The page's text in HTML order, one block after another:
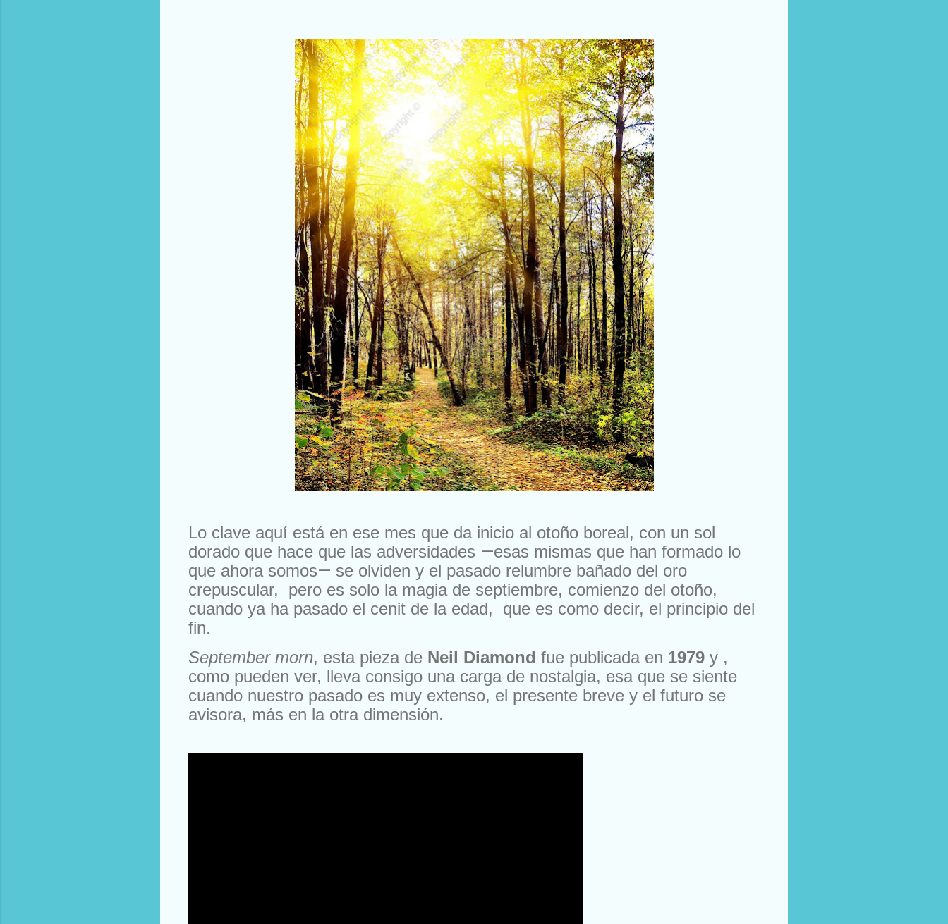
Lo clave aquí está en ese mes que da inicio al otoño boreal, con un sol
dorado que hace que las adversidades —esas mismas que han formado lo
que ahora somos— se olviden y el pasado relumbre bañado del oro
crepuscular, pero es solo la magia de septiembre, comienzo del otoño,
cuando ya ha pasado el cenit de la edad, que es como decir, el principio del
fin.
September morn, esta pieza de Neil Diamond fue publicada en 1979 y ,
como pueden ver, lleva consigo una carga de nostalgia, esa que se siente
cuando nuestro pasado es muy extenso, el presente breve y el futuro se
avisora, más en la otra dimensión.